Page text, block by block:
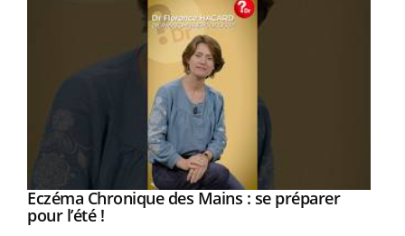
Youtube
Eczéma Chronique des Mains : se préparer
pour l’été !Youtube